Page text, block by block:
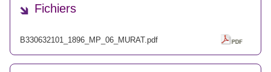
Fichiers
B330632101_1896_MP_06_MURAT.pdf